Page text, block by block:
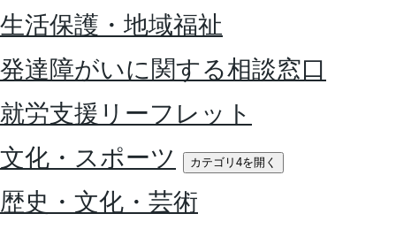
生活保護・地域福祉
発達障がいに関する相談窓口
就労支援リーフレット
文化・スポーツ
カテゴリ4を開く
歴史・文化・芸術